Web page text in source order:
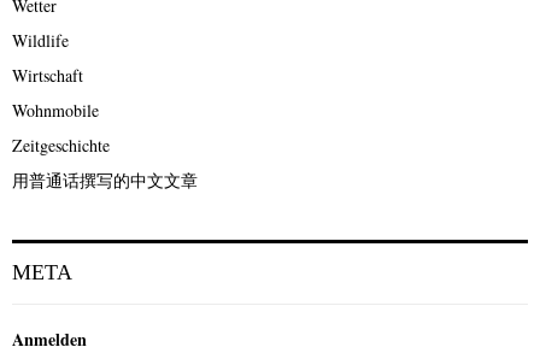
Wetter
Wildlife
Wirtschaft
Wohnmobile
Zeitgeschichte
用普通话撰写的中文文章
META
Anmelden